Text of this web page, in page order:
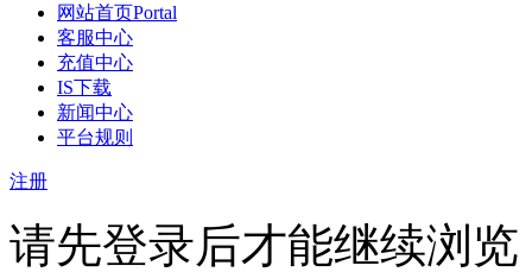
网站首页Portal
客服中心
充值中心
IS下载
新闻中心
平台规则
注册
请先登录后才能继续浏览